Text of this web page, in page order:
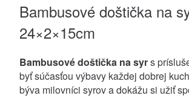
Bambusové doštička na
24×2×15cm
Bambusové doštička na syrs
byť súčasťou výbavy každej dobrej
býva milovníci syrov a dokážu si užiť